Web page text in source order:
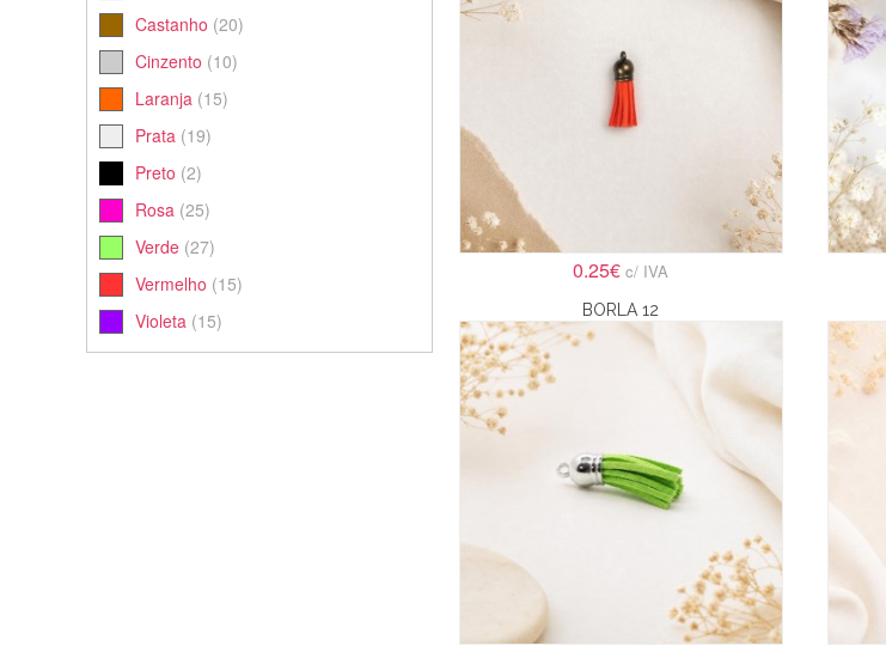
Castanho (20)
Cinzento (10)
Laranja (15)
Prata (19)
Preto (2)
Rosa (25)
Verde (27)
Vermelho (15)
Violeta (15)
0.25€c/ IVA
BORLA 12